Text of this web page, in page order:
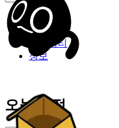
밐타운
피드
커뮤니티
정보
오늘 일정